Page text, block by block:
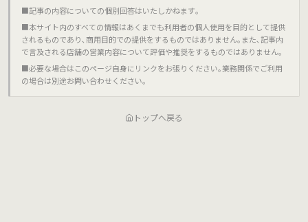
■記事の内容についての個別回答はいたしかねます｡
■本サイト内のすべての情報はあくまでも利用者の個人使用を目的として提供
されるものであり､商用目的での提供をするものではありません｡また､記事内
で言及される店舗の営業内容について評価や推奨をするものではありません｡
■必要な場合はこのページ自身にリンクをお張りください｡業務関係でご利用
の場合は別途お問い合わせください｡
トップへ戻る